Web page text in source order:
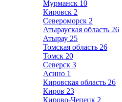
Мурманск 10
Кировск 2
Североморск 2
Атырауская область 26
Атырау 25
Томская область 26
Томск 20
Северск 3
Асино 1
Кировская область 26
Киров 23
Кирово-Чепецк 2